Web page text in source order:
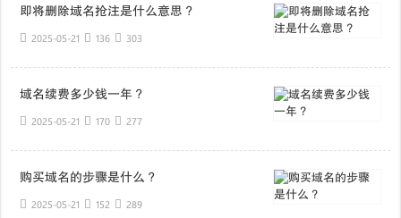
即将删除域名抢注是什么意思？
2025-05-21 136 303
域名续费多少钱一年？
2025-05-21 170 277
购买域名的步骤是什么？
2025-05-21 152 289